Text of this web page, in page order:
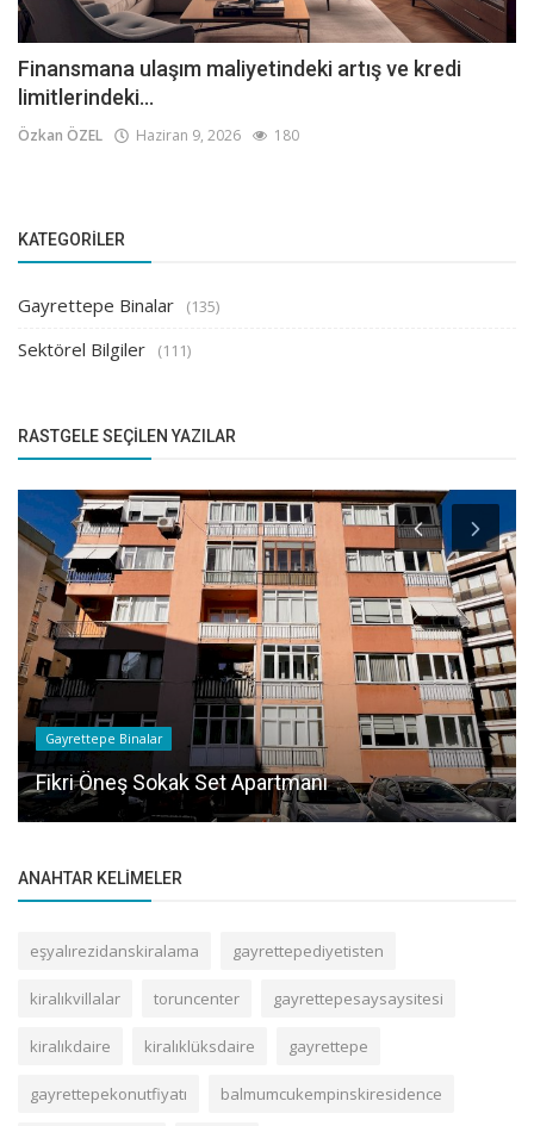
Finansmana ulaşım maliyetindeki artış ve kredi
limitlerindeki...
Özkan ÖZEL Haziran 9, 2026 180
KATEGORILER
Gayrettepe Binalar (135)
Sektörel Bilgiler (111)
RASTGELE SEÇILEN YAZILAR
Gayrettepe Binalar
Fikri Öneş Sokak Set Apartmanı
ANAHTAR KELIMELER
eşyalırezidanskiralama gayrettepediyetisten
kiralıkvillalar toruncenter gayrettepesaysaysitesi
kiralıkdaire kiralıklüksdaire gayrettepe
gayrettepekonutfiyatı balmumcukempinskiresidence